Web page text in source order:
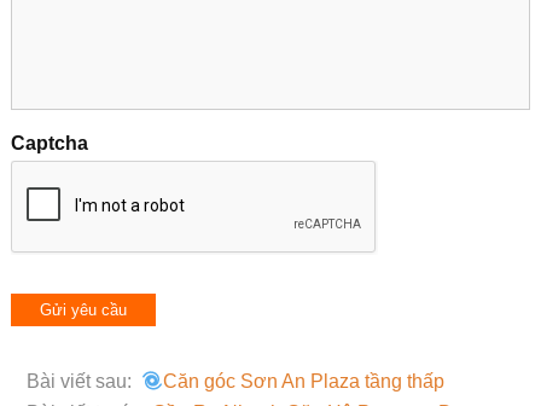
Captcha
Bài viết sau:
Căn góc Sơn An Plaza tầng thấp